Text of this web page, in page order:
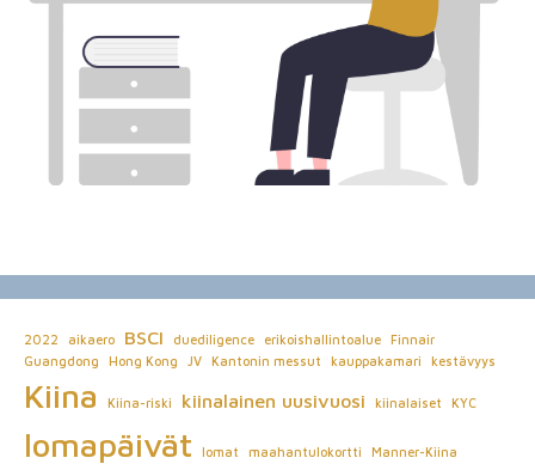
2022 aikaero BSCI duediligence erikoishallintoalue
Finnair
Guangdong
Hong Kong JV Kantonin messut kauppakamari kestävyys
Kiina Kiina-riski kiinalainen uusivuosi kiinalaiset KYC
lomapäivät lomat maahantulokortti Manner-Kiina